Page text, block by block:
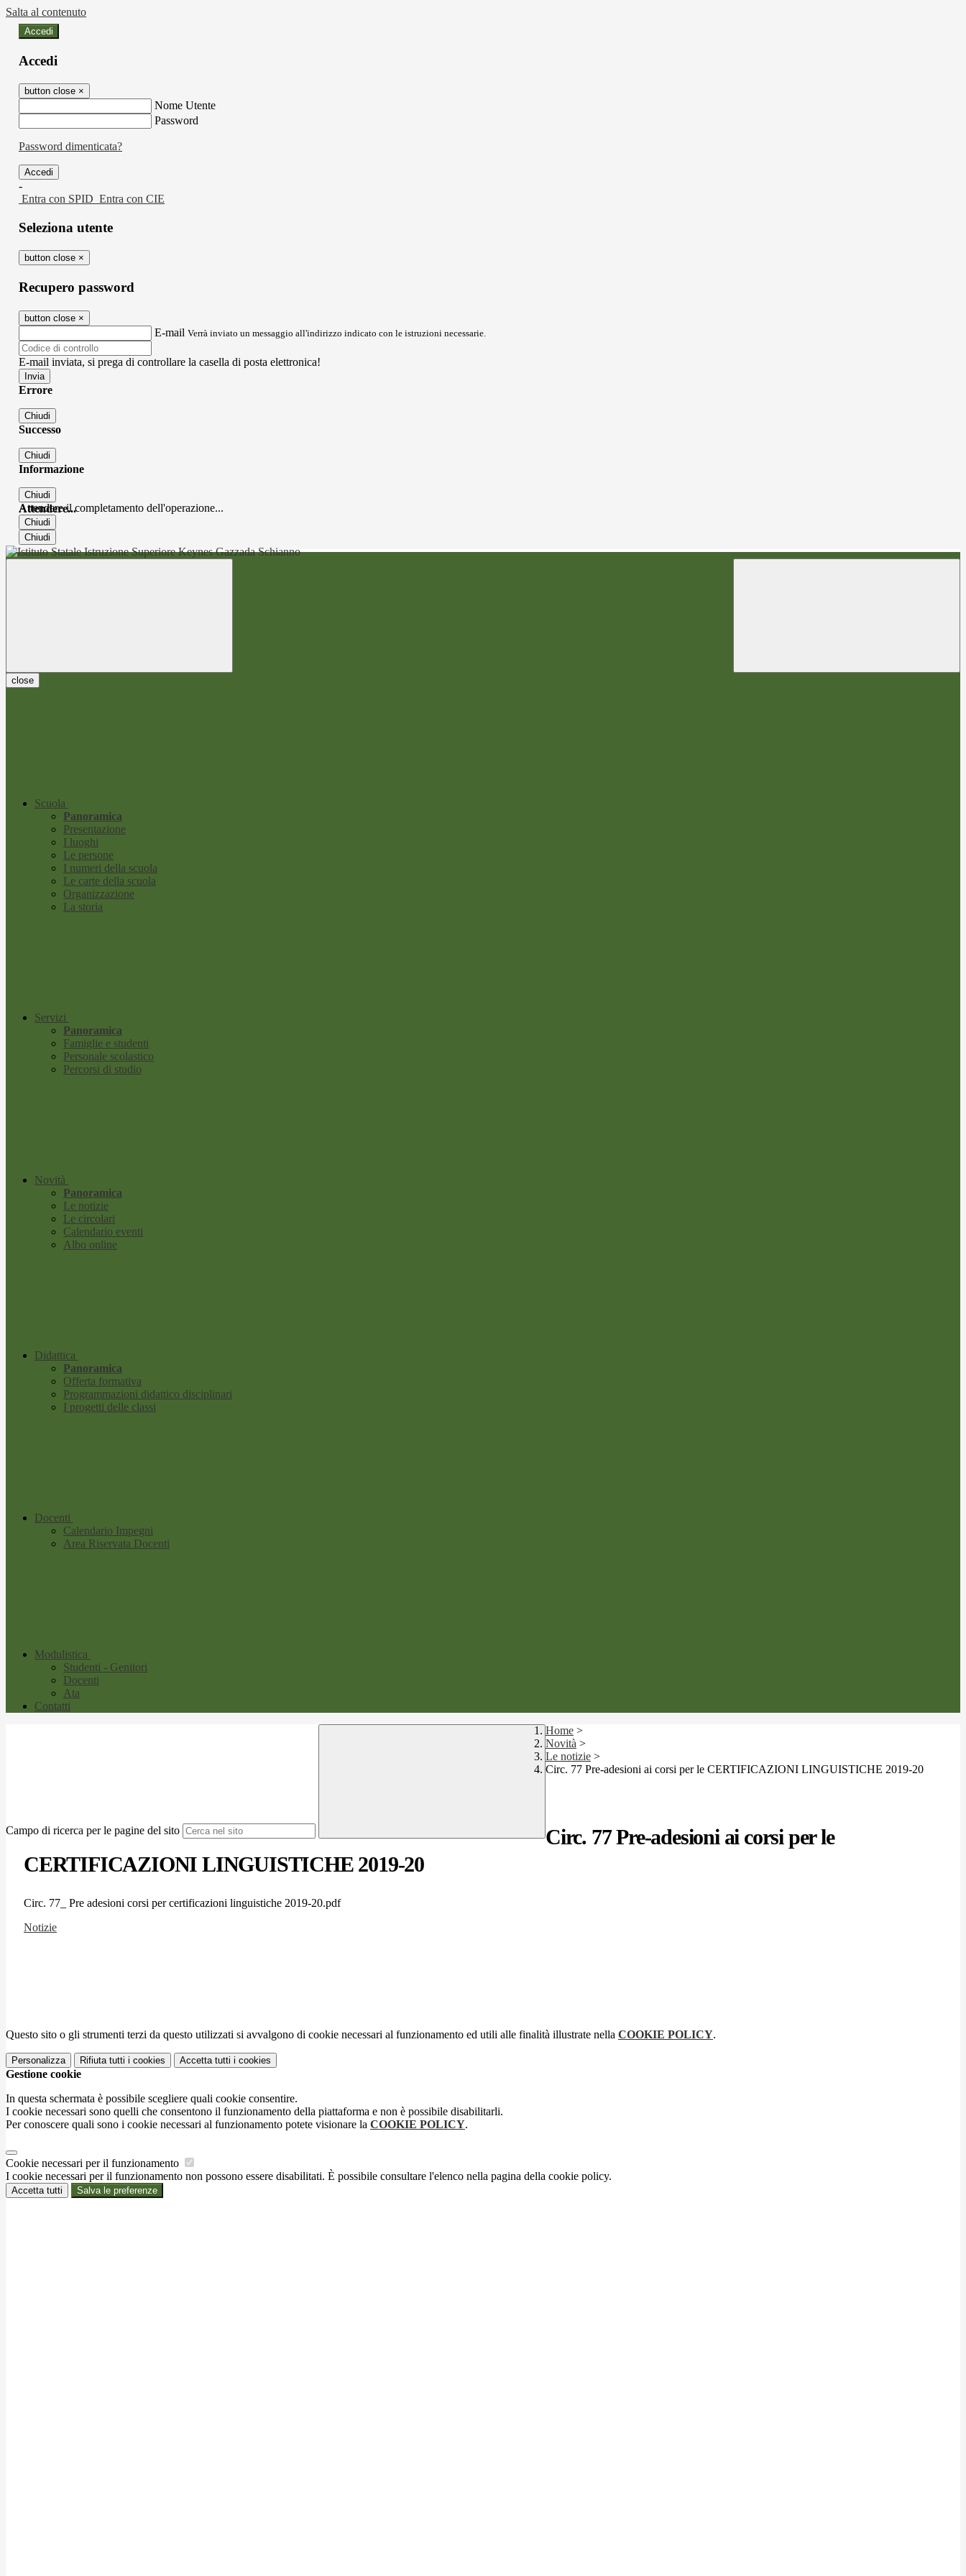
Salta al contenuto
Accedi
Accedi
button close ×
Nome Utente
Password
Password dimenticata?
-
Entra con SPID Entra con CIE
Seleziona utente
button close ×
Recupero password
button close ×
E-mail Verrà inviato un messaggio all'indirizzo indicato con le istruzioni necessarie.
E-mail inviata, si prega di controllare la casella di posta elettronica!
Errore
Chiudi
Successo
Chiudi
Informazione
Chiudi
Attendere...
Attendere il completamento dell'operazione...
Chiudi
Chiudi
close
Scuola
Panoramica
Presentazione
I luoghi
Le persone
I numeri della scuola
Le carte della scuola
Organizzazione
La storia
Servizi
Panoramica
Famiglie e studenti
Personale scolastico
Percorsi di studio
Novità
Panoramica
Le notizie
Le circolari
Calendario eventi
Albo online
Didattica
Panoramica
Offerta formativa
Programmazioni didattico disciplinari
I progetti delle classi
Docenti
Calendario Impegni
Area Riservata Docenti
Modulistica
Studenti - Genitori
Docenti
Ata
Contatti
Campo di ricerca per le pagine del sito
Home >
Novità >
Le notizie >
Circ. 77 Pre-adesioni ai corsi per le CERTIFICAZIONI LINGUISTICHE 2019-20
Circ. 77 Pre-adesioni ai corsi per le
CERTIFICAZIONI LINGUISTICHE 2019-20
Circ. 77_ Pre adesioni corsi per certificazioni linguistiche 2019-20.pdf
Notizie
Questo sito o gli strumenti terzi da questo utilizzati si avvalgono di cookie necessari al funzionamento ed utili alle finalità illustrate nella COOKIE POLICY.
Personalizza Rifiuta tutti i cookies Accetta tutti i cookies
Gestione cookie
In questa schermata è possibile scegliere quali cookie consentire.
I cookie necessari sono quelli che consentono il funzionamento della piattaforma e non è possibile disabilitarli.
Per conoscere quali sono i cookie necessari al funzionamento potete visionare la COOKIE POLICY.
Cookie necessari per il funzionamento
I cookie necessari per il funzionamento non possono essere disabilitati. È possibile consultare l'elenco nella pagina della cookie policy.
Accetta tutti Salva le preferenze